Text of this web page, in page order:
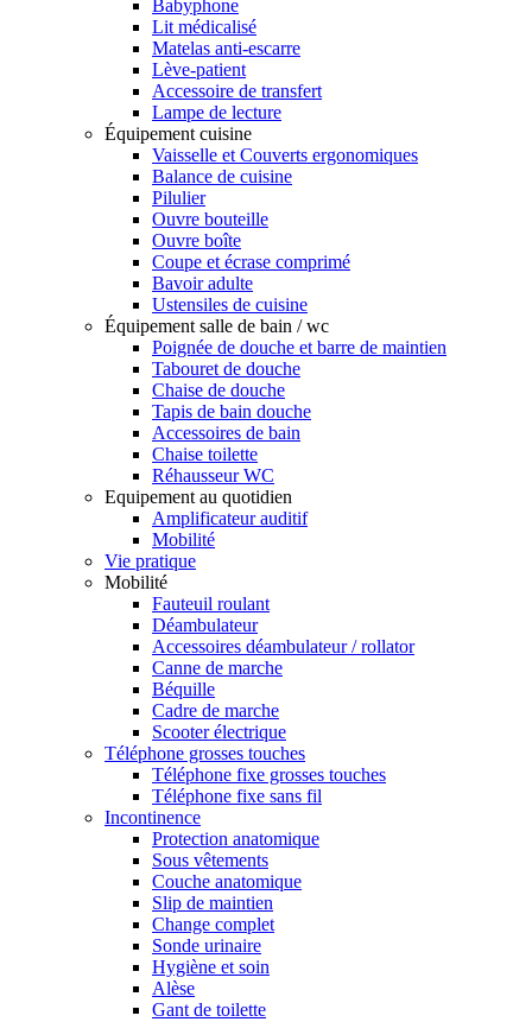
Babyphone
Lit médicalisé
Matelas anti-escarre
Lève-patient
Accessoire de transfert
Lampe de lecture
Équipement cuisine
Vaisselle et Couverts ergonomiques
Balance de cuisine
Pilulier
Ouvre bouteille
Ouvre boîte
Coupe et écrase comprimé
Bavoir adulte
Ustensiles de cuisine
Équipement salle de bain / wc
Poignée de douche et barre de maintien
Tabouret de douche
Chaise de douche
Tapis de bain douche
Accessoires de bain
Chaise toilette
Réhausseur WC
Equipement au quotidien
Amplificateur auditif
Mobilité
Vie pratique
Mobilité
Fauteuil roulant
Déambulateur
Accessoires déambulateur / rollator
Canne de marche
Béquille
Cadre de marche
Scooter électrique
Téléphone grosses touches
Téléphone fixe grosses touches
Téléphone fixe sans fil
Incontinence
Protection anatomique
Sous vêtements
Couche anatomique
Slip de maintien
Change complet
Sonde urinaire
Hygiène et soin
Alèse
Gant de toilette